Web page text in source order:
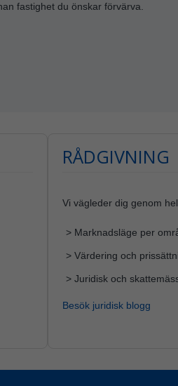
fastighet du önskar förvärva.
RÅDGIVNING
Vi vägleder dig genom
> Marknadsläge per
> Värdering och
> Juridisk och
Besök juridisk blogg